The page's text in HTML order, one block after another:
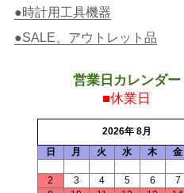
●時計用工具機器
●SALE、アウトレット品
営業日カレンダー
■休業日
2026年 8月
日
月 火 水 木 金
2
3 4 5 6 7